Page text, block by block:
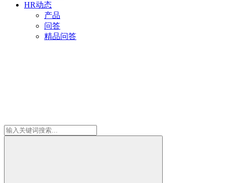
HR动态
产品
问答
精品问答